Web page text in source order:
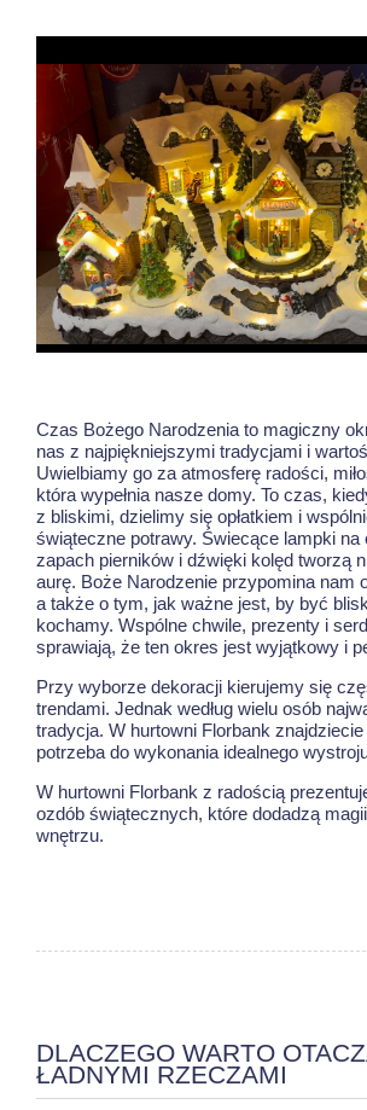
Czas Bożego Narodzenia to magiczny
nas z najpiękniejszymi tradycjami i
Uwielbiamy go za atmosferę radości,
która wypełnia nasze domy. To czas,
z bliskimi, dzielimy się opłatkiem i
świąteczne potrawy. Świecące lampki na
zapach pierników i dźwięki kolęd tworzą
aurę. Boże Narodzenie przypomina nam
a także o tym, jak ważne jest, by być
kochamy. Wspólne chwile, prezenty i
sprawiają, że ten okres jest wyjątkowy i
Przy wyborze dekoracji kierujemy się
trendami. Jednak według wielu osób
tradycja. W hurtowni Florbank
potrzeba do wykonania idealnego
W hurtowni Florbank z radością
ozdób świątecznych, które dodadzą
wnętrzu.
DLACZEGO WARTO
ŁADNYMI RZECZAMI